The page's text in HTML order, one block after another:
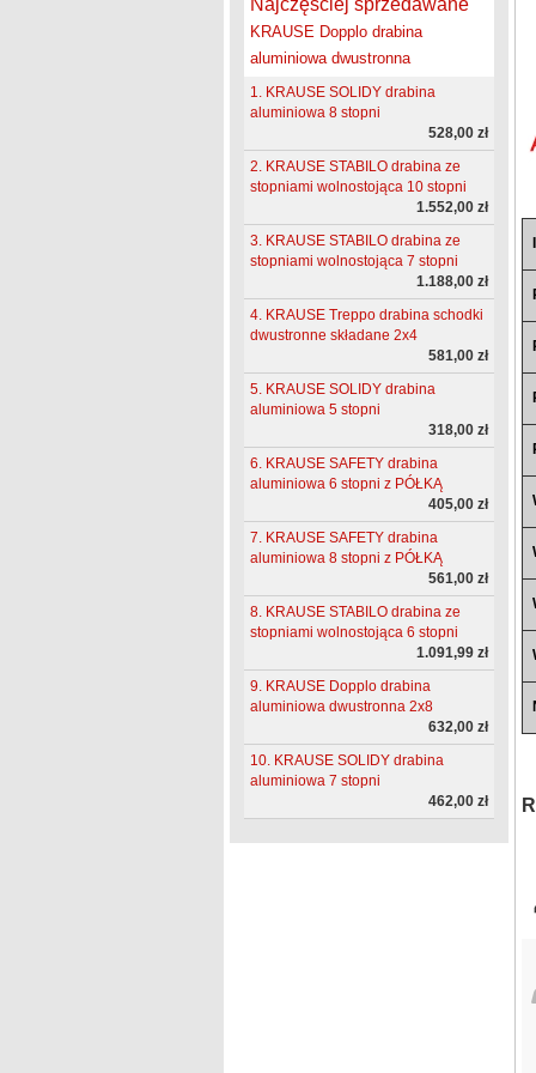
KRAUSE Dopplo drabina
aluminiowa dwustronna
1. KRAUSE SOLIDY drabina
aluminiowa 8 stopni
528,00 zł
2. KRAUSE STABILO drabina ze
stopniami wolnostojąca 10 stopni
1.552,00 zł
3. KRAUSE STABILO drabina ze
stopniami wolnostojąca 7 stopni
1.188,00 zł
4. KRAUSE Treppo drabina schodki
dwustronne składane 2x4
581,00 zł
5. KRAUSE SOLIDY drabina
aluminiowa 5 stopni
318,00 zł
6. KRAUSE SAFETY drabina
aluminiowa 6 stopni z PÓŁKĄ
405,00 zł
7. KRAUSE SAFETY drabina
aluminiowa 8 stopni z PÓŁKĄ
561,00 zł
8. KRAUSE STABILO drabina ze
stopniami wolnostojąca 6 stopni
1.091,99 zł
9. KRAUSE Dopplo drabina
aluminiowa dwustronna 2x8
632,00 zł
10. KRAUSE SOLIDY drabina
aluminiowa 7 stopni
462,00 zł